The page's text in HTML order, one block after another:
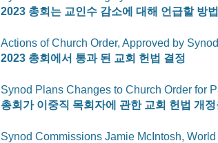
2023 총회는 교인수 감소에 대해 언급할 방
Actions of Church Order, Approved by
2023 총회에서 통과 된 교회 헌법 결정
Synod Plans Changes to Church Order for
총회가 이중직 목회자에 관한 교회 헌법 개
Synod Commissions Jamie McIntosh,